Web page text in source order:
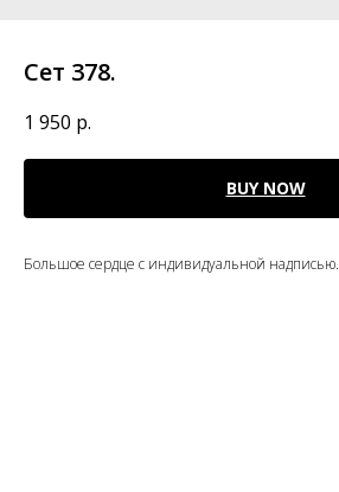
Сет 378.
1 950 р.
BUY NOW
Большое сердце с индивидуальной надписью.